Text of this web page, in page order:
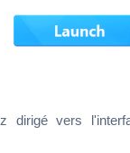
dirigé vers